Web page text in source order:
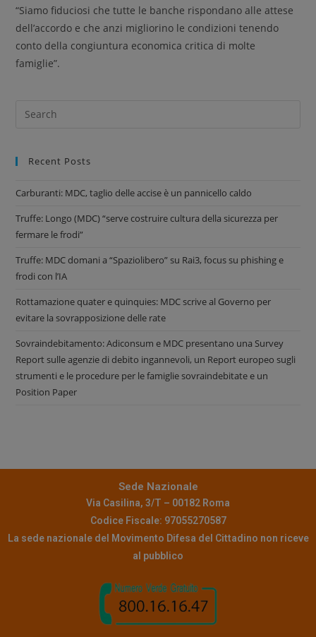
“Siamo fiduciosi che tutte le banche rispondano alle attese
dell’accordo e che anzi migliorino le condizioni tenendo
conto della congiuntura economica critica di molte
famiglie”.
Recent Posts
Carburanti: MDC, taglio delle accise è un pannicello caldo
Truffe: Longo (MDC) “serve costruire cultura della sicurezza per
fermare le frodi”
Truffe: MDC domani a “Spaziolibero” su Rai3, focus su phishing e
frodi con l’IA
Rottamazione quater e quinquies: MDC scrive al Governo per
evitare la sovrapposizione delle rate
Sovraindebitamento: Adiconsum e MDC presentano una Survey
Report sulle agenzie di debito ingannevoli, un Report europeo sugli
strumenti e le procedure per le famiglie sovraindebitate e un
Position Paper
Sede Nazionale
Via Casilina, 3/T – 00182 Roma
Codice Fiscale: 97055270587
La sede nazionale del Movimento Difesa del Cittadino non riceve
al pubblico